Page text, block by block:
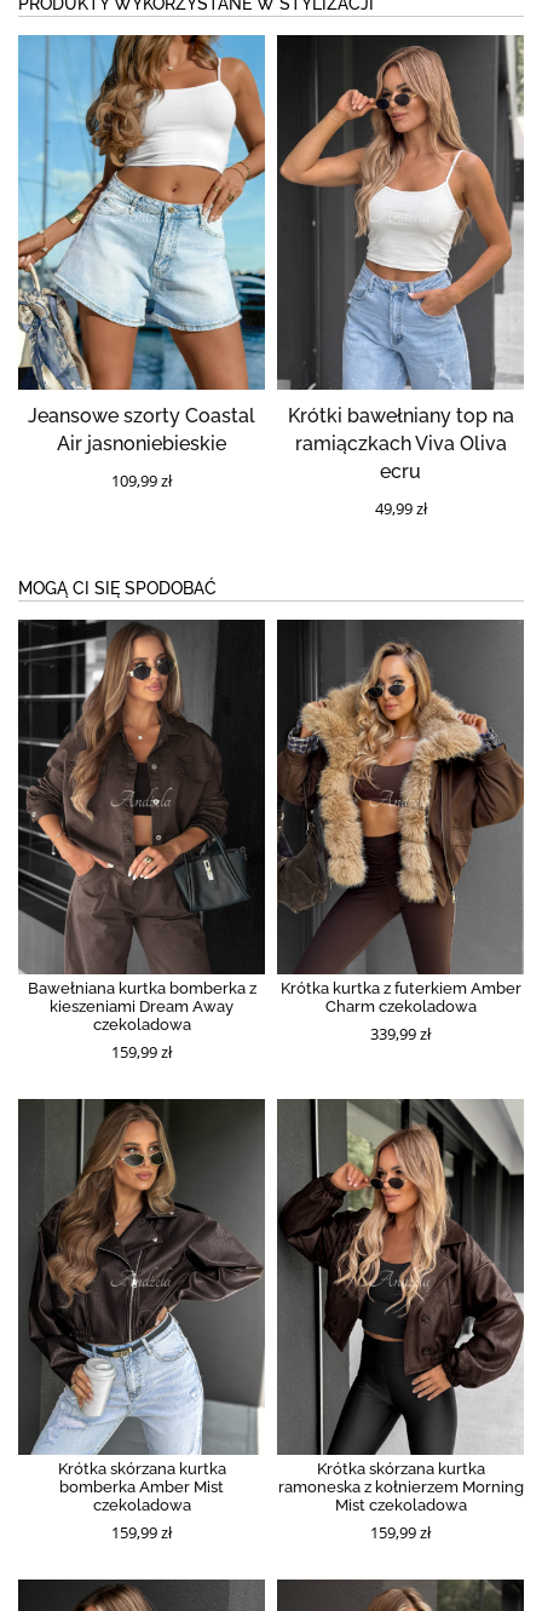
Jeansowe szorty Coastal
Air jasnoniebieskie
109,99 zł
Krótki bawełniany top na
ramiączkach Viva Oliva
ecru
49,99 zł
MOGĄ CI SIĘ SPODOBAĆ
Bawełniana kurtka bomberka z
kieszeniami Dream Away
czekoladowa
159,99 zł
Krótka kurtka z futerkiem Amber
Charm czekoladowa
339,99 zł
Krótka skórzana kurtka
bomberka Amber Mist
czekoladowa
159,99 zł
Krótka skórzana kurtka
ramoneska z kołnierzem Morning
Mist czekoladowa
159,99 zł